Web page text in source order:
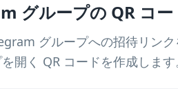
グループの QR コ
グループへの招待リン
開く QR コードを作成します